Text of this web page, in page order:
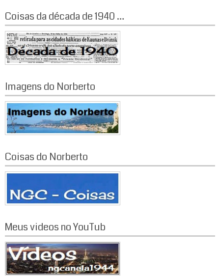
Coisas da década de 1940 …
Imagens do Norberto
Coisas do Norberto
Meus videos no YouTub